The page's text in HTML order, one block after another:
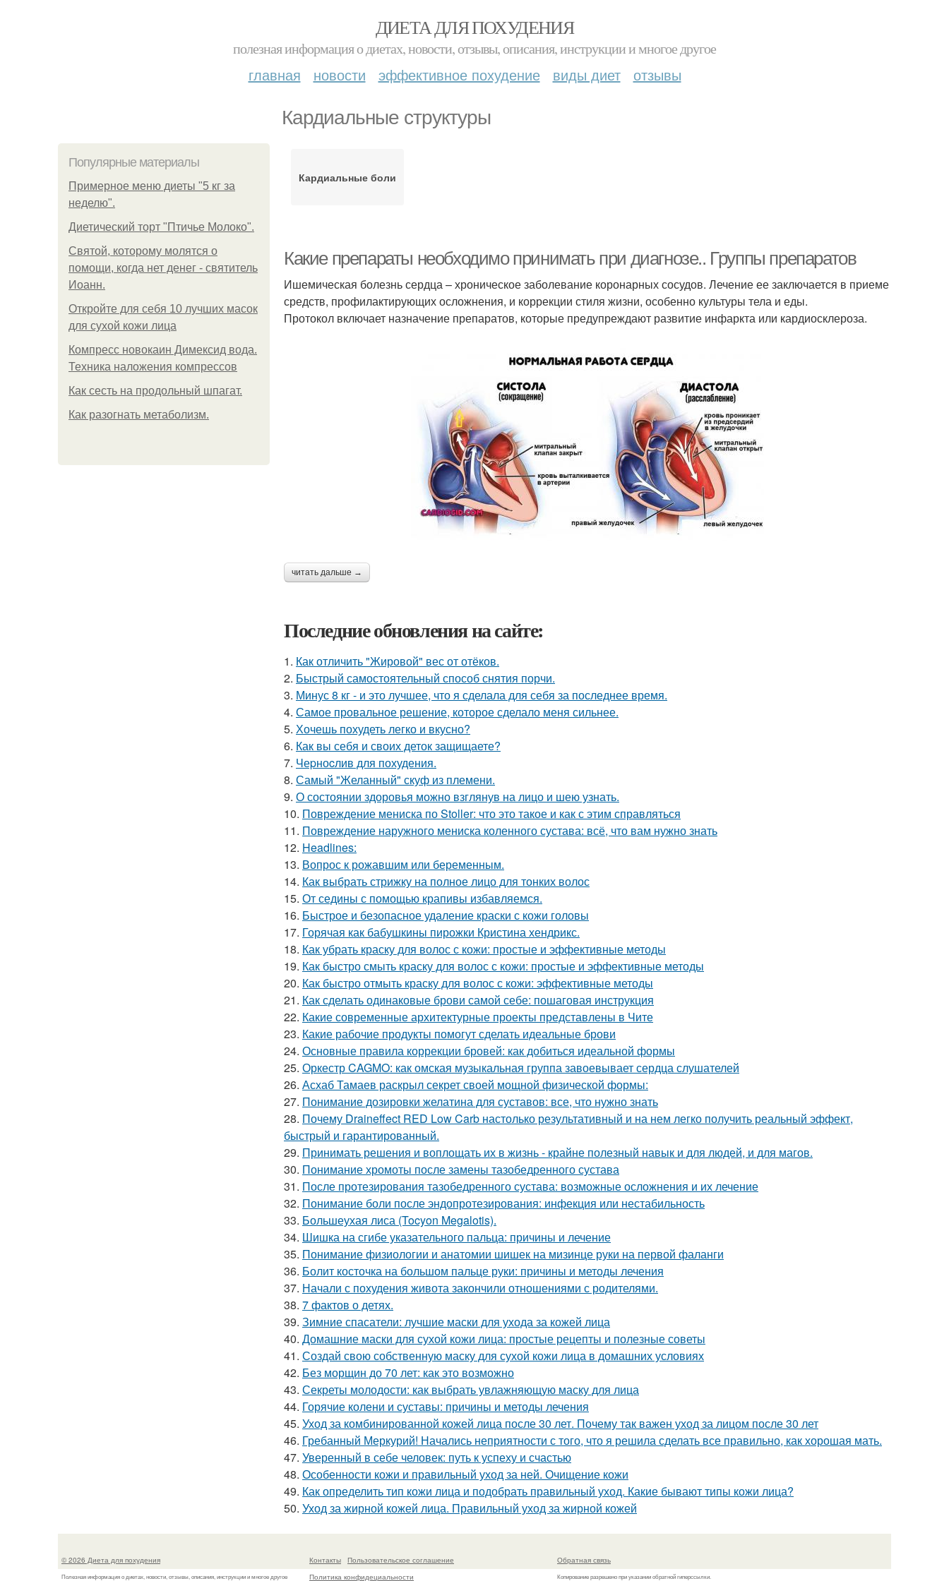
ДИЕТА ДЛЯ ПОХУДЕНИЯ
полезная информация о диетах, новости, отзывы, описания, инструкции и многое другое
главная новости эффективное похудение виды диет отзывы
Кардиальные структуры
Популярные материалы
Примерное меню диеты "5 кг за
неделю".
Диетический торт "Птичье Молоко".
Святой, которому молятся о
помощи, когда нет денег - святитель
Иоанн.
Откройте для себя 10 лучших масок
для сухой кожи лица
Компресс новокаин Димексид вода.
Техника наложения компрессов
Как сесть на продольный шпагат.
Как разогнать метаболизм.
Кардиальные боли
Какие препараты необходимо принимать при диагнозе.. Группы препаратов
Ишемическая болезнь сердца – хроническое заболевание коронарных сосудов. Лечение ее заключается в приеме
средств, профилактирующих осложнения, и коррекции стиля жизни, особенно культуры тела и еды.
Протокол включает назначение препаратов, которые предупреждают развитие инфаркта или кардиосклероза.
читать дальше →
Последние обновления на сайте:
1. Как отличить "Жировой" вес от отёков.
2. Быстрый самостоятельный способ снятия порчи.
3. Минус 8 кг - и это лучшее, что я сделала для себя за последнее время.
4. Самое провальное решение, которое сделало меня сильнее.
5. Хочешь похудеть легко и вкусно?
6. Как вы себя и своих деток защищаете?
7. Чеpноcлив для похудения.
8. Самый "Желанный" скуф из племени.
9. О состоянии здоровья можно взглянув на лицо и шею узнать.
10. Повреждение мениска по Stoller: что это такое и как с этим справляться
11. Повреждение наружного мениска коленного сустава: всё, что вам нужно знать
12. Headlines:
13. Вопрос к рожавшим или беременным.
14. Как выбрать стрижку на полное лицо для тонких волос
15. От седины с помощью крапивы избавляемся.
16. Быстрое и безопасное удаление краски с кожи головы
17. Горячая как бабушкины пирожки Кристина хендрикс.
18. Как убрать краску для волос с кожи: простые и эффективные методы
19. Как быстро смыть краску для волос с кожи: простые и эффективные методы
20. Как быстро отмыть краску для волос с кожи: эффективные методы
21. Как сделать одинаковые брови самой себе: пошаговая инструкция
22. Какие современные архитектурные проекты представлены в Чите
23. Какие рабочие продукты помогут сделать идеальные брови
24. Основные правила коррекции бровей: как добиться идеальной формы
25. Оркестр CAGMO: как омская музыкальная группа завоевывает сердца слушателей
26. Асхаб Тамаев раскрыл секрет своей мощной физической формы:
27. Понимание дозировки желатина для суставов: все, что нужно знать
28. Почему Draineffect RED Low Carb настолько результативный и на нем легко получить реальный эффект,
быстрый и гарантированный.
29. Принимать решения и воплощать их в жизнь - крайне полезный навык и для людей, и для магов.
30. Понимание хромоты после замены тазобедренного сустава
31. После протезирования тазобедренного сустава: возможные осложнения и их лечение
32. Понимание боли после эндопротезирования: инфекция или нестабильность
33. Большеухая лиса (Tocyon Megalotis).
34. Шишка на сгибе указательного пальца: причины и лечение
35. Понимание физиологии и анатомии шишек на мизинце руки на первой фаланги
36. Болит косточка на большом пальце руки: причины и методы лечения
37. Начали с похудения живота закончили отношениями с родителями.
38. 7 фактов о детях.
39. Зимние спасатели: лучшие маски для ухода за кожей лица
40. Домашние маски для сухой кожи лица: простые рецепты и полезные советы
41. Создай свою собственную маску для сухой кожи лица в домашних условиях
42. Без морщин до 70 лет: как это возможно
43. Секреты молодости: как выбрать увлажняющую маску для лица
44. Горячие колени и суставы: причины и методы лечения
45. Уход за комбинированной кожей лица после 30 лет. Почему так важен уход за лицом после 30 лет
46. Гребанный Меркурий! Начались неприятности с того, что я решила сделать все правильно, как хорошая мать.
47. Уверенный в себе человек: путь к успеху и счастью
48. Особенности кожи и правильный уход за ней. Очищение кожи
49. Как определить тип кожи лица и подобрать правильный уход. Какие бывают типы кожи лица?
50. Уход за жирной кожей лица. Правильный уход за жирной кожей
© 2026 Диета для похудения
Полезная информация о диетах, новости, отзывы, описания, инструкции и многое другое
Контакты
Пользовательское соглашение
Политика конфидециальности
Обратная связь
Копирование разрешено при указании обратной гиперссылки.